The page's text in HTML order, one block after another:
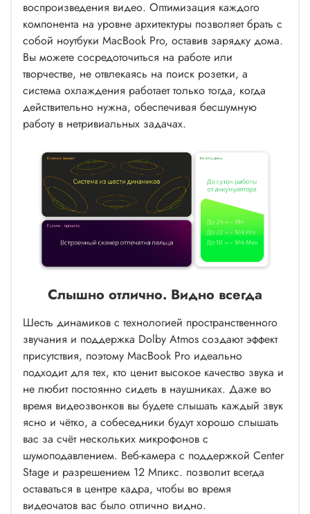
воспроизведения видео. Оптимизация каждого
компонента на уровне архитектуры позволяет брать с
собой ноутбуки MacBook Pro, оставив зарядку дома.
Вы можете сосредоточиться на работе или
творчестве, не отвлекаясь на поиск розетки, а
система охлаждения работает только тогда, когда
действительно нужна, обеспечивая бесшумную
работу в нетривиальных задачах.
Слышно отлично. Видно всегда
Шесть динамиков с технологией пространственного
звучания и поддержка Dolby Atmos создают эффект
присутствия, поэтому MacBook Pro идеально
подходит для тех, кто ценит высокое качество звука и
не любит постоянно сидеть в наушниках. Даже во
время видеозвонков вы будете слышать каждый звук
ясно и чётко, а собеседники будут хорошо слышать
вас за счёт нескольких микрофонов с
шумоподавлением. Веб-камера с поддержкой Center
Stage и разрешением 12 Мпикс. позволит всегда
оставаться в центре кадра, чтобы во время
видеочатов вас было отлично видно.